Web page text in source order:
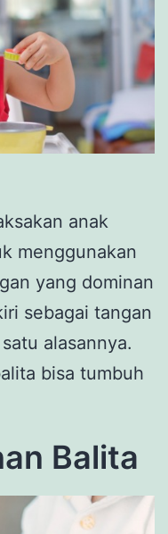
anak
menggunakan
yang dominan
sebagai tangan
alasannya.
bisa tumbuh
Balita